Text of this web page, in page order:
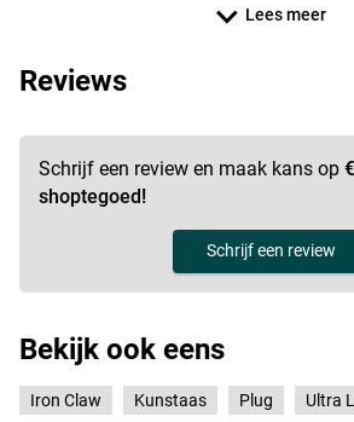
Ideaal op stromende rivieren of kleine beekjes!
Lees meer
Reviews
Schrijf een review en maak kans op
shoptegoed!
Schrijf een review
Bekijk ook eens
Iron Claw Kunstaas Plug Ultra